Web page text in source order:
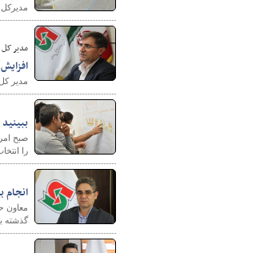
مدیر
افزایش ۵۰ درصدی صادرات کالا از پایانه مرزی بیله سوار در نیمه نخست امسال
مدیر کل
صبح
را
انجام بیش از ۲۴ هزار معاینه فنی
گذشته